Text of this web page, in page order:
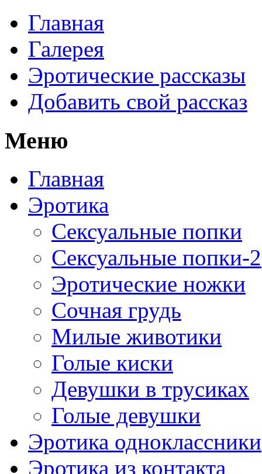
Главная
Галерея
Эротические рассказы
Добавить свой рассказ
Меню
Главная
Эротика
Сексуальные попки
Сексуальные попки-2
Эротические ножки
Сочная грудь
Милые животики
Голые киски
Девушки в трусиках
Голые девушки
Эротика одноклассники
Эротика из контакта